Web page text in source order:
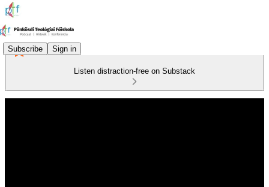
Subscribe Sign in
Listen distraction-free on Substack